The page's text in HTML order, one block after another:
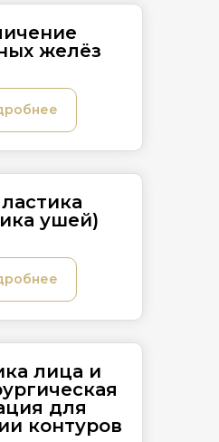
желёз
ушей)
лица и
для
контуров